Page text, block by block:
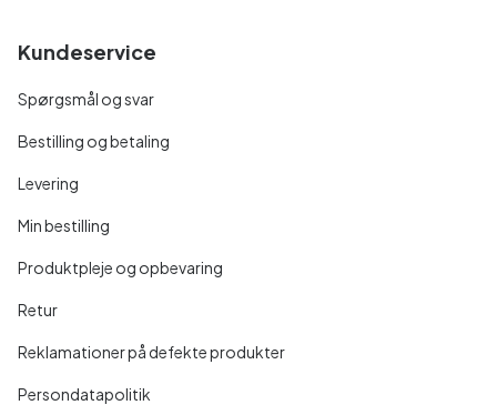
Kundeservice
Spørgsmål og svar
Bestilling og betaling
Levering
Min bestilling
Produktpleje og opbevaring
Retur
Reklamationer på defekte produkter
Persondatapolitik